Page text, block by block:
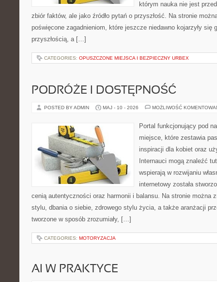
którym nauka nie jest
zbiór faktów, ale jako źródło pytań o przyszłość. Na stronie
poświęcone zagadnieniom, które jeszcze niedawno kojarzyły się
przyszłością, a […]
CATEGORIES: OPUSZCZONE MIEJSCA I BEZPIECZNY URBEX
PODRÓŻE I DOSTĘPNOŚĆ
POSTED BY ADMIN MAJ - 10 - 2026 MOŻLIWOŚĆ
Portal funkcjonujący pod
miejsce, które zestawia
inspiracji dla kobiet oraz
Internauci mogą znaleźć
wspierają w rozwijaniu
internetowy została
cenią autentyczności oraz harmonii i balansu. Na stronie można
stylu, dbania o siebie, zdrowego stylu życia, a także aranżacji
tworzone w sposób zrozumiały, […]
CATEGORIES: MOTORYZACJA
AI W PRAKTYCE